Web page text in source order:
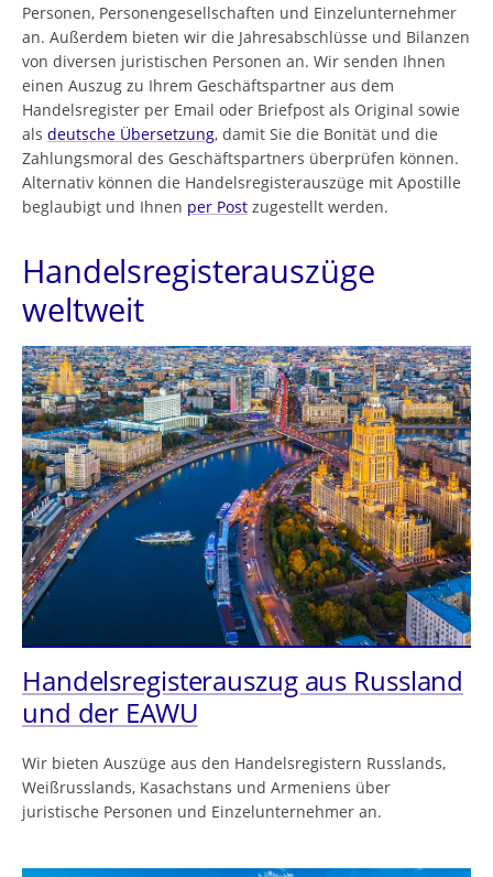
Personen, Personengesellschaften und Einzelunternehmer
an. Außerdem bieten wir die Jahresabschlüsse und Bilanzen
von diversen juristischen Personen an. Wir senden Ihnen
einen Auszug zu Ihrem Geschäftspartner aus dem
Handelsregister per Email oder Briefpost als Original sowie
als deutsche Übersetzung, damit Sie die Bonität und die
Zahlungsmoral des Geschäftspartners überprüfen können.
Alternativ können die Handelsregisterauszüge mit Apostille
beglaubigt und Ihnen per Post zugestellt werden.
Handelsregisterauszüge
weltweit
Handelsregisterauszug aus Russland
und der EAWU
Wir bieten Auszüge aus den Handelsregistern Russlands,
Weißrusslands, Kasachstans und Armeniens über
juristische Personen und Einzelunternehmer an.